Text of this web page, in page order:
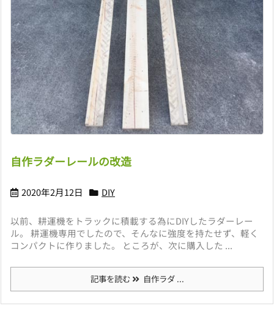
自作ラダーレールの改造
2020年2月12日 DIY
以前、耕運機をトラックに積載する為にDIYしたラダーレー
ル。 耕運機専用でしたので、そんなに強度を持たせず、軽く
コンパクトに作りました。 ところが、次に購入した ...
記事を読む 自作ラダ ...